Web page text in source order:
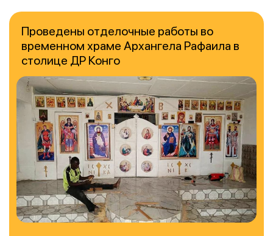
Проведены отделочные работы во
временном храме Архангела Рафаила в
столице ДР Конго